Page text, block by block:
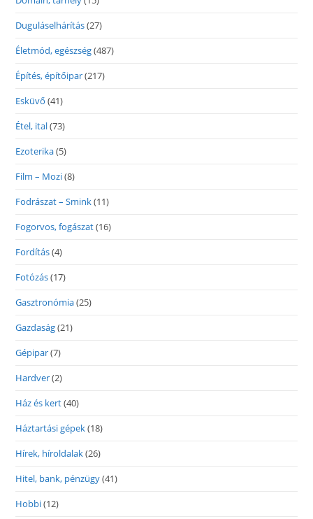
Duguláselhárítás(27)
Életmód, egészség(487)
Építés, építőipar(217)
Esküvő (41)
Étel, ital(73)
Ezoterika(5)
Film – Mozi(8)
Fodrászat – Smink(11)
Fogorvos, fogászat(16)
Fordítás(4)
Fotózás(17)
Gasztronómia(25)
Gazdaság(21)
Gépipar(7)
Hardver(2)
Ház és kert(40)
Háztartási gépek(18)
Hírek, híroldalak(26)
Hitel, bank, pénzügy(41)
Hobbi(12)